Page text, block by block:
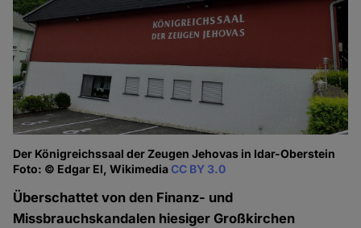
Der Königreichssaal der Zeugen Jehovas in Idar-Oberstein
Foto: © Edgar El, WikimediaCC BY 3.0
Überschattet von den Finanz- und
Missbrauchskandalen hiesiger Großkirchen